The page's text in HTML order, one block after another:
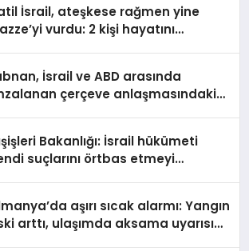
İsrail, ateşkese rağmen yine
vurdu: 2 kişi hayatını
İsrail ve ABD arasında
çerçeve anlaşmasındaki
Bakanlığı: İsrail hükümeti
suçlarını örtbas etmeyi
aşırı sıcak alarmı: Yangın
arttı, ulaşımda aksama uyarısı